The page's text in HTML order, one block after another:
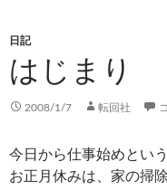
日記
はじまり
2008/1/7 転回社
今日から仕事始めとい
お正月休みは、家の掃